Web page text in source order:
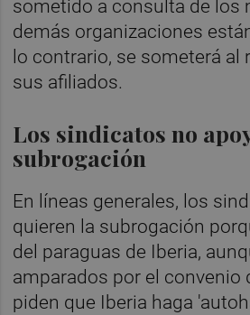
sometido a consulta de los
demás organizaciones
lo contrario, se someterá al
sus afiliados.
Los sindicatos no
subrogación
En líneas generales, los
quieren la subrogación
del paraguas de Iberia,
amparados por el convenio
piden que Iberia haga